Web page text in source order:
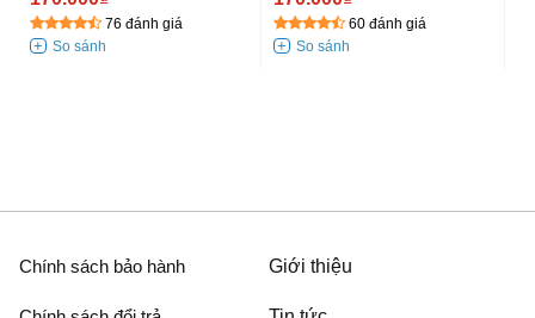
76 đánh giá 60 đánh giá
Chính sách bảo hành Giới thiệu